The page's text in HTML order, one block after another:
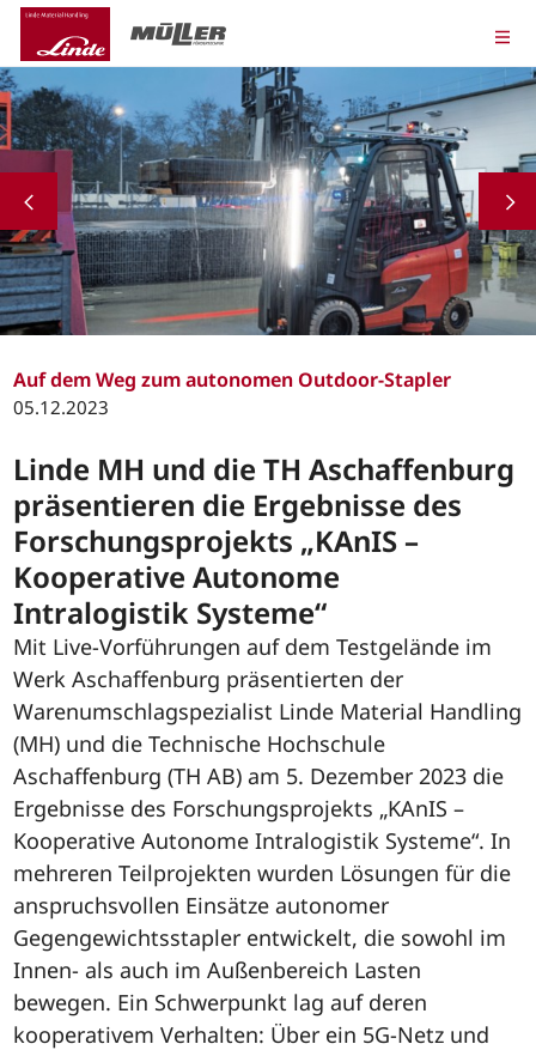
Auf dem Weg zum autonomen Outdoor-Stapler
05.12.2023
Linde MH und die TH Aschaffenburg
präsentieren die Ergebnisse des
Forschungsprojekts „KAnIS –
Kooperative Autonome
Intralogistik Systeme“
Mit Live-Vorführungen auf dem Testgelände im
Werk Aschaffenburg präsentierten der
Warenumschlagspezialist Linde Material Handling
(MH) und die Technische Hochschule
Aschaffenburg (TH AB) am 5. Dezember 2023 die
Ergebnisse des Forschungsprojekts „KAnIS –
Kooperative Autonome Intralogistik Systeme“. In
mehreren Teilprojekten wurden Lösungen für die
anspruchsvollen Einsätze autonomer
Gegengewichtsstapler entwickelt, die sowohl im
Innen- als auch im Außenbereich Lasten
bewegen. Ein Schwerpunkt lag auf deren
kooperativem Verhalten: Über ein 5G-Netz und